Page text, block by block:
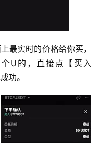
最实时的价格给你买，
U的，直接点【买入
功。